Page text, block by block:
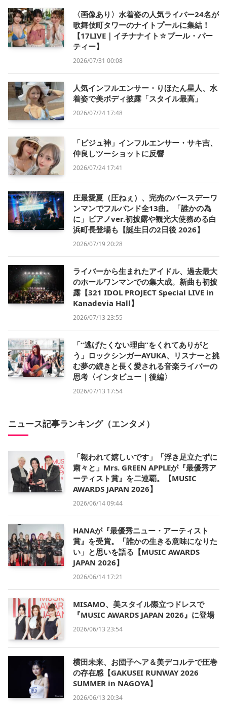
〈画像あり〉水着姿の人気ライバー24名が
歌舞伎町タワーのナイトプールに集結！
【17LIVE｜イチナナイト☆プール・パー
ティー】
2026/07/31 00:08
人気インフルエンサー・りほたん星人、水
着姿で美ボディ披露「スタイル最高」
2026/07/24 17:48
「ビジュ神」インフルエンサー・サキ吉、
仲良しツーショットに反響
2026/07/24 17:41
庄最愛夏（圧ねぇ）、完売のバースデーワ
ンマンでフルバンド全13曲。「誰かの為
に」ピアノver.初披露や観光大使務める白
浜町長登場も【誕生日の2日後 2026】
2026/07/19 20:28
ライバーから生まれたアイドル、過去最大
のホールワンマンでの集大成。新曲も初披
露【321 IDOL PROJECT Special LIVE in
Kanadevia Hall】
2026/07/13 23:55
「“逃げたくない理由”をくれてありがと
う」ロックシンガーAYUKA、リスナーと挑
む夢の続きと長く愛される音楽ライバーの
思考〈インタビュー｜後編〉
2026/07/13 17:54
ニュース記事ランキング（エンタメ）
「報われて嬉しいです」「浮き足立たずに
粛々と」Mrs. GREEN APPLEが『最優秀ア
ーティスト賞』を二連覇。【MUSIC
AWARDS JAPAN 2026】
2026/06/14 09:44
HANAが『最優秀ニュー・アーティスト
賞』を受賞。「誰かの生きる意味になりた
い」と思いを語る【MUSIC AWARDS
JAPAN 2026】
2026/06/14 17:21
MISAMO、美スタイル際立つドレスで
『MUSIC AWARDS JAPAN 2026』に登場
2026/06/13 23:54
横田未来、お団子ヘア＆美デコルテで圧巻
の存在感【GAKUSEI RUNWAY 2026
SUMMER in NAGOYA】
2026/06/13 20:34